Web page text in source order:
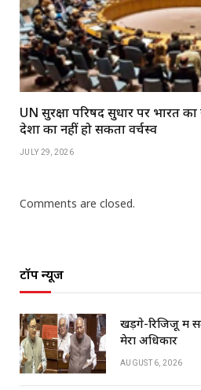
UN सुरक्षा परिषद सुधार पर भारत
देशों का नहीं हो सकता वर्चस्व
JULY 29, 2026
Comments are closed.
टॉप न्यूज
खड़गे-रिजिजू में
मेरा अधिकार
AUGUST 6, 2026